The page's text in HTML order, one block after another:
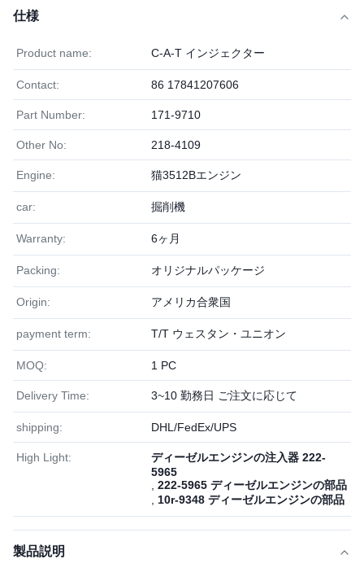
仕様
Product name: C-A-T インジェクター
Contact: 86 17841207606
Part Number: 171-9710
Other No: 218-4109
Engine: 猫3512Bエンジン
car: 掘削機
Warranty: 6ヶ月
Packing: オリジナルパッケージ
Origin: アメリカ合衆国
payment term: T/T ウェスタン・ユニオン
MOQ: 1 PC
Delivery Time: 3~10 勤務日 ご注文に応じて
shipping: DHL/FedEx/UPS
High Light:
ディーゼルエンジンの注入器 222-
5965
222-5965 ディーゼルエンジンの部品
10r-9348 ディーゼルエンジンの部品
製品説明